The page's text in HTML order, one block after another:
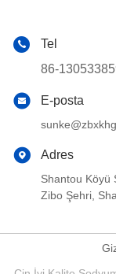
Tel
86-
E-posta
Adres
Shantou Köyü
Zibo Şehri,